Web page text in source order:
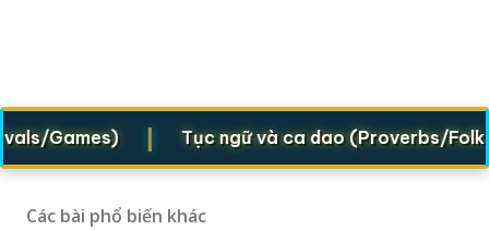
| Tục ngữ và ca dao (Proverbs/Folk
Các bài phổ biến khác